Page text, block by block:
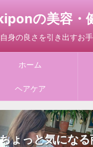
の美容・
身の良さを引き出すお
ホーム
ヘアケア
ちょっと気にな